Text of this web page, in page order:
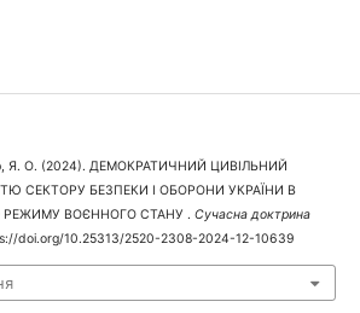
Я. О. (2024). ДЕМОКРАТИЧНИЙ ЦИВІЛЬНИЙ
СЕКТОРУ БЕЗПЕКИ І ОБОРОНИ УКРАЇНИ В
РЕЖИМУ ВОЄННОГО СТАНУ . Сучасна доктрина
doi.org/10.25313/2520-2308-2024-12-10639